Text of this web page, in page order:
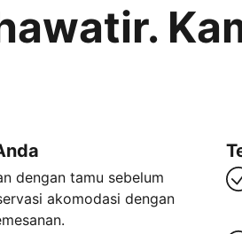
dengan tamu sebelum
akomodasi dengan